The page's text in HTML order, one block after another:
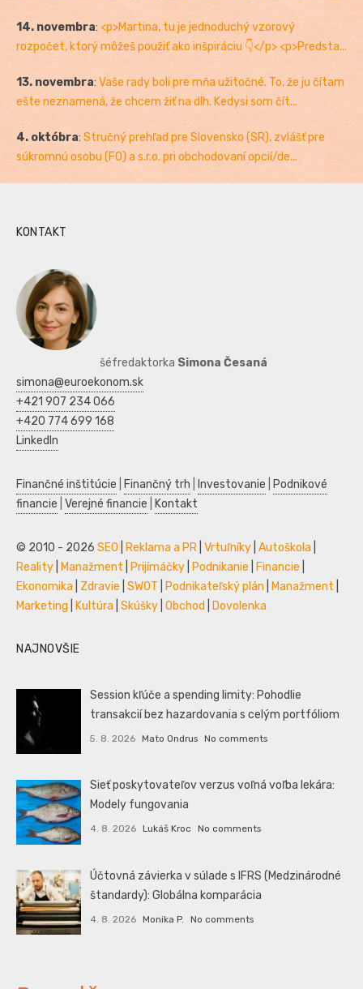
14. novembra: <p>Martina, tu je jednoduchý vzorový
rozpočet, ktorý môžeš použiť ako inšpiráciu 👇</p> <p>Predsta...
13. novembra: Vaše rady boli pre mňa užitočné. To, že ju čítam
ešte neznamená, že chcem žiť na dlh. Kedysi som čít...
4. októbra: Stručný prehľad pre Slovensko (SR), zvlášť pre
súkromnú osobu (FO) a s.r.o. pri obchodovaní opcií/de...
KONTAKT
šéfredaktorka Simona Česaná
simona@euroekonom.sk
+421 907 234 066
+420 774 699 168
LinkedIn
Finančné inštitúcie Finančný trh Investovanie
Podnikové
financie Verejné financie Kontakt
© 2010 - 2026 SEO Reklama a PR Vrtuľníky Autoškola
Reality
Manažment Prijímáčky Podnikanie Financie
Ekonomika
Zdravie SWOT Podnikateľský plán Manažment
Marketing
Kultúra Skúšky Obchod Dovolenka
NAJNOVŠIE
Session kľúče a spending limity: Pohodlie
transakcií bez hazardovania s celým portfóliom
5. 8. 2026 Mato Ondrus No comments
Sieť poskytovateľov verzus voľná voľba lekára:
Modely fungovania
4. 8. 2026 Lukáš Kroc No comments
Účtovná závierka v súlade s IFRS (Medzinárodné
štandardy): Globálna komparácia
4. 8. 2026 Monika P. No comments